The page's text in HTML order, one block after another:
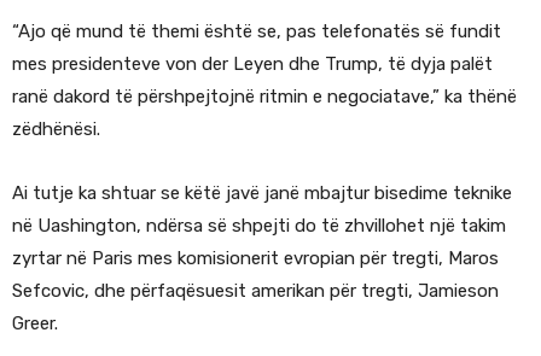
“Ajo që mund të themi është se, pas telefonatës së fundit
mes presidenteve von der Leyen dhe Trump, të dyja palët
ranë dakord të përshpejtojnë ritmin e negociatave,” ka thënë
zëdhënësi.
Ai tutje ka shtuar se këtë javë janë mbajtur bisedime teknike
në Uashington, ndërsa së shpejti do të zhvillohet një takim
zyrtar në Paris mes komisionerit evropian për tregti, Maros
Sefcovic, dhe përfaqësuesit amerikan për tregti, Jamieson
Greer.